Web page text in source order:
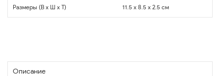
Размеры (В x Ш x Т) 11.5 x 8.5 x 2.5 см
Описание